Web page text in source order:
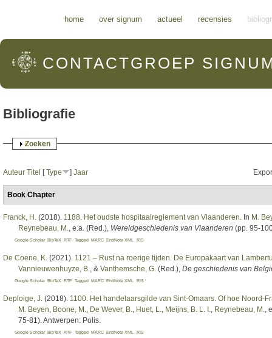
home over signum actueel recensies
CONTACTGROEP
Bibliografie
Weergeven
Zoeken
Auteur Titel [Type ] Jaar
Book Chapter
Franck, H . (2018). 1188. Het oudste hospitaalreglement van Vlaanderen . In M.
Reynebeau, M.
, e.a. (Red.) Wereldgeschiedenis van Vlaanderen (pp. 95-
Google Scholar BibTeX RTF Tagged MARC EndNote XML RIS
De Coene, K . (2021). 1121 – Rust na roerige tijden. De Europakaart van
Vannieuwenhuyze, B.
, & Vanthemsche, G. (Red.) De geschiedenis van
Google Scholar BibTeX RTF Tagged MARC EndNote XML RIS
Deploige, J . (2018). 1100. Het handelaarsgilde van Sint-Omaars. Of hoe Noord-
M. Beyen Boone, M. De Wever, B. Huet, L. Meijns, B. L. I. Reynebeau, M.
,
75-81). Antwerpen: Polis.
Google Scholar BibTeX RTF Tagged MARC EndNote XML RIS